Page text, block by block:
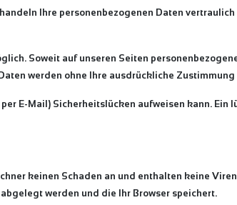
Ihre personenbezogenen Daten
Soweit auf unseren Seiten
werden ohne Ihre ausdrückliche
E-Mail) Sicherheitslücken aufweisen kann.
keinen Schaden an und enthalten keine
werden und die Ihr Browser speichert.